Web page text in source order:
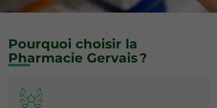
Pourquoi choisir la
Pharmacie Gervais ?